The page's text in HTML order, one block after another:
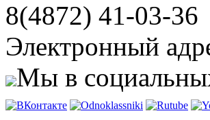
8(4872) 41-03-36
Электронный
Мы в